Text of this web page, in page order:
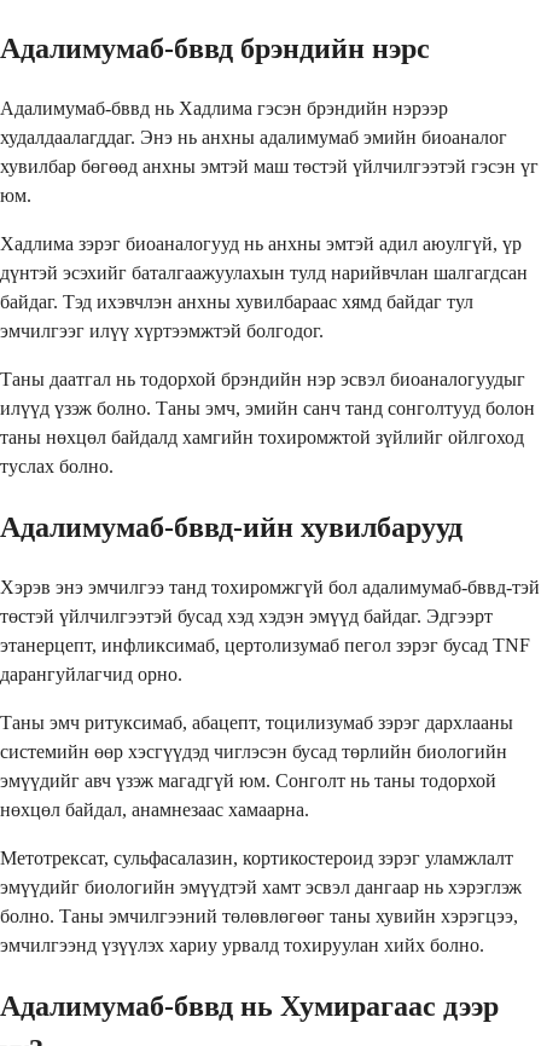
Адалимумаб-бввд брэндийн нэрс
Адалимумаб-бввд нь Хадлима гэсэн брэндийн нэрээр
худалдаалагддаг. Энэ нь анхны адалимумаб эмийн биоаналог
хувилбар бөгөөд анхны эмтэй маш төстэй үйлчилгээтэй гэсэн үг
юм.
Хадлима зэрэг биоаналогууд нь анхны эмтэй адил аюулгүй, үр
дүнтэй эсэхийг баталгаажуулахын тулд нарийвчлан шалгагдсан
байдаг. Тэд ихэвчлэн анхны хувилбараас хямд байдаг тул
эмчилгээг илүү хүртээмжтэй болгодог.
Таны даатгал нь тодорхой брэндийн нэр эсвэл биоаналогуудыг
илүүд үзэж болно. Таны эмч, эмийн санч танд сонголтууд болон
таны нөхцөл байдалд хамгийн тохиромжтой зүйлийг ойлгоход
туслах болно.
Адалимумаб-бввд-ийн хувилбарууд
Хэрэв энэ эмчилгээ танд тохиромжгүй бол адалимумаб-бввд-тэй
төстэй үйлчилгээтэй бусад хэд хэдэн эмүүд байдаг. Эдгээрт
этанерцепт, инфликсимаб, цертолизумаб пегол зэрэг бусад TNF
дарангуйлагчид орно.
Таны эмч ритуксимаб, абацепт, тоцилизумаб зэрэг дархлааны
системийн өөр хэсгүүдэд чиглэсэн бусад төрлийн биологийн
эмүүдийг авч үзэж магадгүй юм. Сонголт нь таны тодорхой
нөхцөл байдал, анамнезаас хамаарна.
Метотрексат, сульфасалазин, кортикостероид зэрэг уламжлалт
эмүүдийг биологийн эмүүдтэй хамт эсвэл дангаар нь хэрэглэж
болно. Таны эмчилгээний төлөвлөгөөг таны хувийн хэрэгцээ,
эмчилгээнд үзүүлэх хариу урвалд тохируулан хийх болно.
Адалимумаб-бввд нь Хумирагаас дээр